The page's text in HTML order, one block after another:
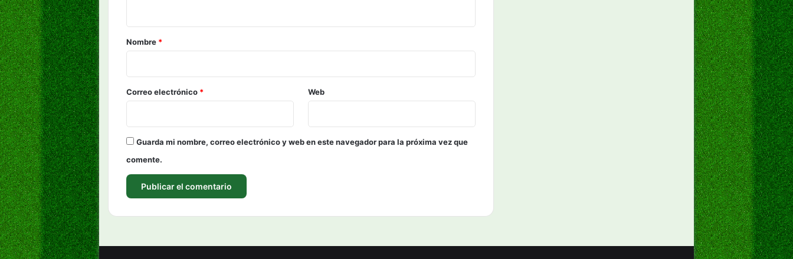
r
o
*
Nombre *
Correo electrónico * Web
Guarda mi nombre, correo electrónico y web en este navegador para la próxima vez que
comente.